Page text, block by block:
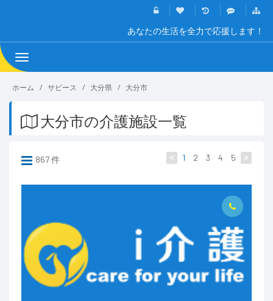
あなたの生活を全力で応援します！
Toggle
navigation
ホーム サビース 大分県 大分市
大分市の介護施設一覧
867 件 1 2 3 4 5